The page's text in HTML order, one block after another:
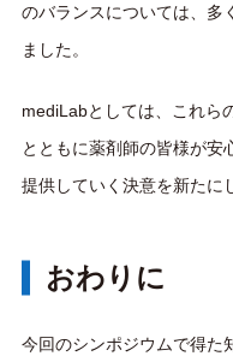
のバランスについては、多
ました。
mediLabとしては、これら
とともに薬剤師の皆様が安
提供していく決意を新たに
おわりに
今回のシンポジウムで得た